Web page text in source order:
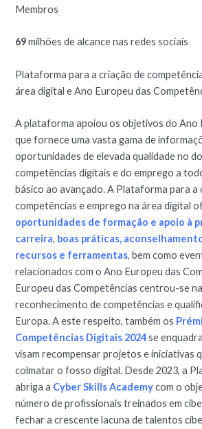
Membros
69milhões de alcance nas redes sociais
Plataforma para a criação de
área digital e Ano Europeu das
A plataforma apoiou os objetivos do Ano
que fornece uma vasta gama de
oportunidades de elevada qualidade no
competências digitais e do emprego a
básico ao avançado. A Plataforma para a
competências e emprego na área digital
oportunidades de formação e apoio à
carreira, boas práticas,
recursos e ferramentas, bem como
relacionados com o Ano Europeu das
Europeu das Competências centrou-se
reconhecimento de competências e
Europa. A este respeito, também os
Competências Digitais 2024se
visam recompensar projetos e iniciativas
colmatar o fosso digital. Desde 2023, a
abriga a Cyber Skills Academycom o
número de profissionais treinados em
fechar a crescente lacuna de talentos